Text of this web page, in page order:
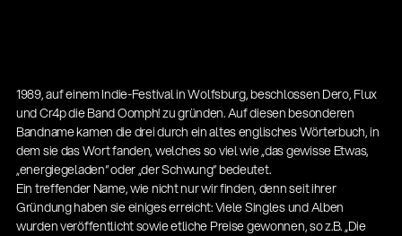
1989, auf einem Indie-Festival in Wolfsburg, beschlossen Dero, Flux
und Cr4p die Band Oomph! zu gründen. Auf diesen besonderen
Bandname kamen die drei durch ein altes englisches Wörterbuch, in
dem sie das Wort fanden, welches so viel wie „das gewisse Etwas,
„energiegeladen“ oder „der Schwung“ bedeutet.
Ein treffender Name, wie nicht nur wir finden, denn seit ihrer
Gründung haben sie einiges erreicht: Viele Singles und Alben
wurden veröffentlicht sowie etliche Preise gewonnen, so z.B. „Die